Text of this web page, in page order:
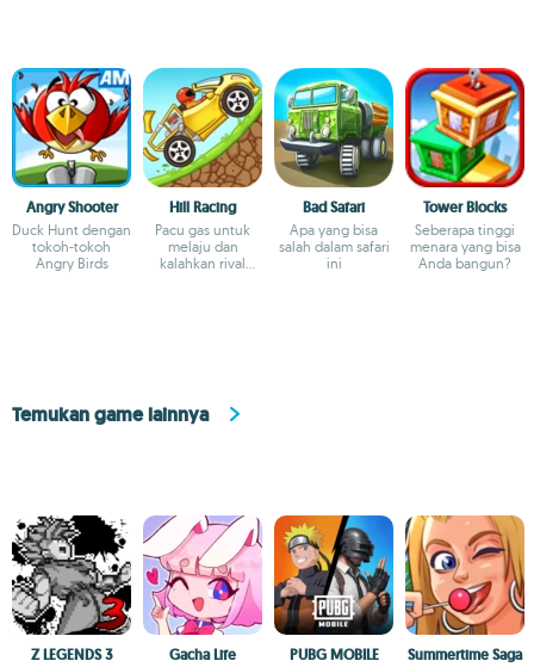
Angry Shooter
Duck Hunt dengan
tokoh-tokoh
Angry Birds
Hill Racing
Pacu gas untuk
melaju dan
kalahkan rival
Bad Safari
Apa yang bisa
salah dalam safari
ini
Tower Blocks
Seberapa tinggi
menara yang bisa
Anda bangun?
Temukan game lainnya
Z LEGENDS 3 Gacha Life PUBG MOBILE Summertime Saga